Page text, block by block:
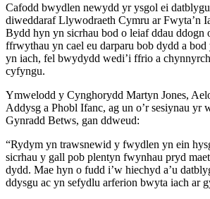
Cafodd bwydlen newydd yr ysgol ei
diweddaraf Llywodraeth Cymru ar Fwyta’n
Bydd hyn yn sicrhau bod o leiaf ddau ddogn
ffrwythau yn cael eu darparu bob dydd a
yn iach, fel bwydydd wedi’i ffrio a
cyfyngu.
Ymwelodd y Cynghorydd Martyn Jones,
Addysg a Phobl Ifanc, ag un o’r sesiynau yr
Gynradd Betws, gan ddweud:
“Rydym yn trawsnewid y fwydlen yn ein
sicrhau y gall pob plentyn fwynhau pryd
dydd. Mae hyn o fudd i’w hiechyd a’u
ddysgu ac yn sefydlu arferion bwyta iach ar